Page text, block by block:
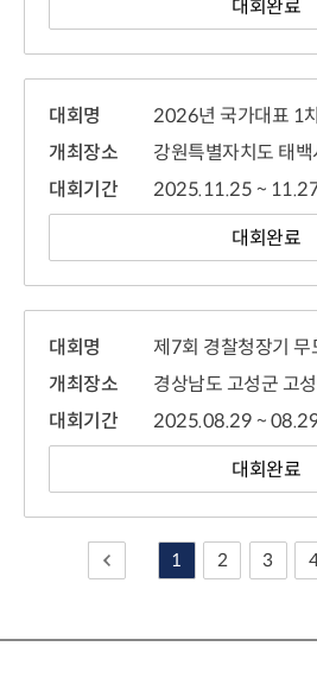
대회완료
대회명
2026년 국가대표 1
개최장소
강원특별자치도 태
대회기간
2025.11.25 ~
대회완료
대회명
제7회 경찰청장기 무
개최장소
경상남도 고성군 고
대회기간
2025.08.29 ~
대회완료
이전으로
1 2 3